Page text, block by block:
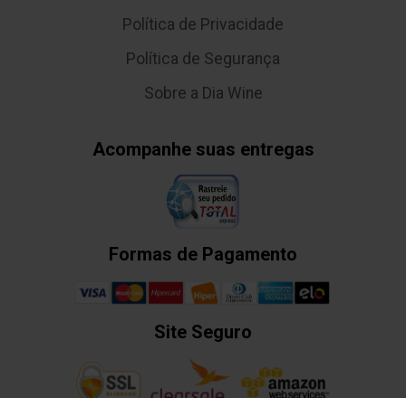
Política de Privacidade
Política de Segurança
Sobre a Dia Wine
Acompanhe suas entregas
Formas de Pagamento
Site Seguro